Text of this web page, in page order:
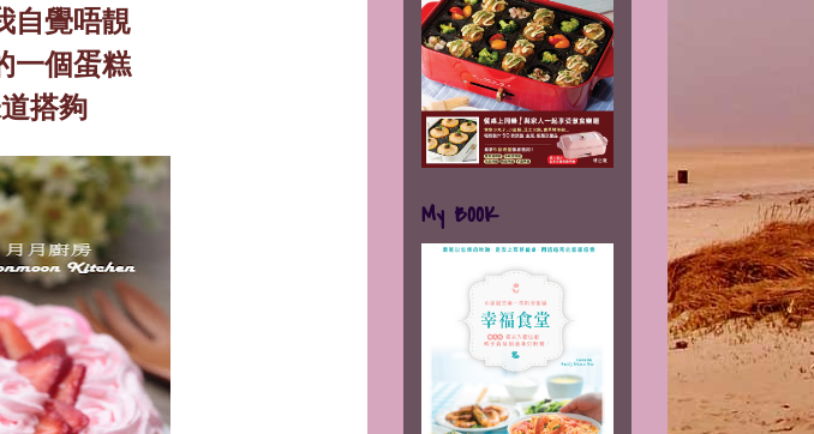
自覺唔靚
一個蛋糕
搭夠
My BOOK